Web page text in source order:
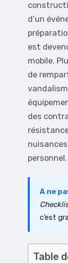
d’un
est
mobile.
de
des
personnel.
A ne
c’est
Table